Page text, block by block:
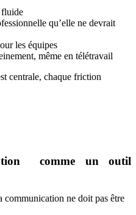
fluide
qu’elle ne devrait
les équipes
même en télétravail
centrale, chaque friction
comme un outil
communication ne doit pas être